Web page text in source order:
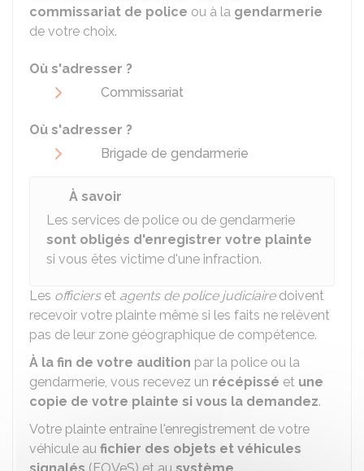
commissariat de police ou à la gendarmerie
de votre choix.
Où s'adresser ?
Commissariat
Où s'adresser ?
Brigade de gendarmerie
À savoir
Les services de police ou de gendarmerie
sont obligés d'enregistrer votre plainte
si vous êtes victime d'une infraction.
Les officierset agents de police judiciairedoivent
recevoir votre plainte même si les faits ne relèvent
pas de leur zone géographique de compétence.
À la fin de votre audition par la police ou la
gendarmerie, vous recevez un récépissé et une
copie de votre plainte si vous la demandez.
Votre plainte entraîne l'enregistrement de votre
véhicule au fichier des objets et véhicules